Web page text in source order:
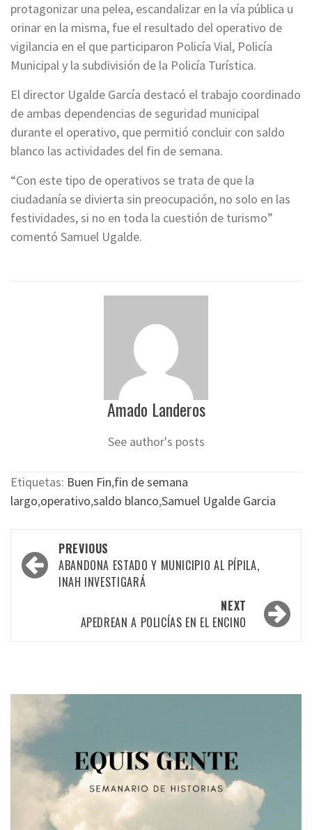
protagonizar una pelea, escandalizar en la vía pública u
orinar en la misma, fue el resultado del operativo de
vigilancia en el que participaron Policía Vial, Policía
Municipal y la subdivisión de la Policía Turística.
El director Ugalde García destacó el trabajo coordinado
de ambas dependencias de seguridad municipal
durante el operativo, que permitió concluir con saldo
blanco las actividades del fin de semana.
“Con este tipo de operativos se trata de que la
ciudadanía se divierta sin preocupación, no solo en las
festividades, si no en toda la cuestión de turismo”
comentó Samuel Ugalde.
Amado Landeros
See author's posts
Etiquetas: Buen Fin,fin de semana
largo,operativo,saldo blanco,Samuel Ugalde Garcia
Post
navigation
PREVIOUS
ABANDONA ESTADO Y MUNICIPIO AL PÍPILA,
INAH INVESTIGARÁ
NEXT
APEDREAN A POLICÍAS EN EL ENCINO